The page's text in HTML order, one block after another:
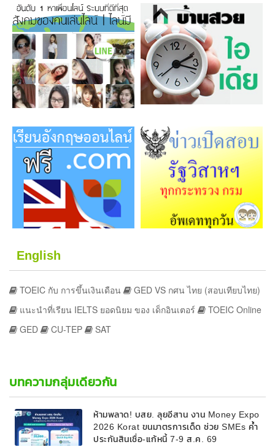
English
TOEIC กับ การขึ้นเงินเดือน
GED VS กศน ไทย (สอบเทียบไทย)
แนะนำที่เรียน IELTS ยอดนิยม ของ เด็กอินเตอร์
TOEIC Online
GED
CU-TEP SAT
บทความกลุ่มเดียวกัน
ห้ามพลาด! บสย. ลุยอีสาน งาน Money Expo
2026 Korat ขนมาตรการเด็ด ช่วย SMEs ค้ำ
ประกันสินเชื่อ-แก้หนี้ 7-9 ส.ค. 69